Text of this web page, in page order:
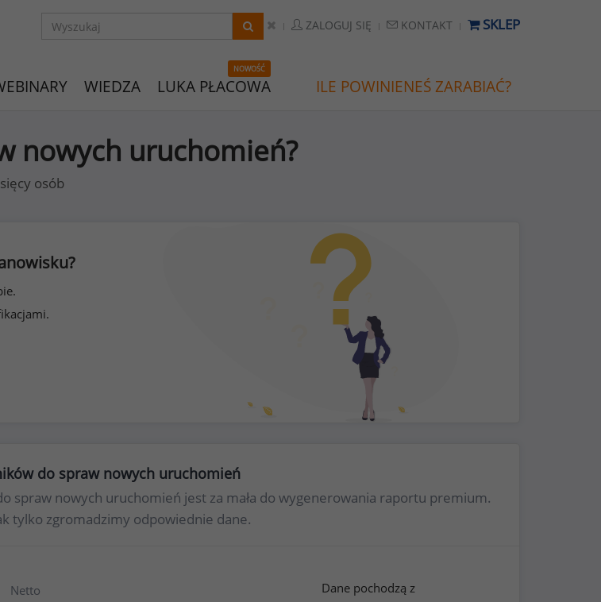
ZALOGUJ SIĘ KONTAKT SKLEP
WIEDZA
NOWOŚĆ
LUKA PŁACOWA ILE POWINIENEŚ ZARABIAĆ?
nowych uruchomień?
osób
do spraw nowych uruchomień
spraw nowych uruchomień jest za mała do wygenerowania raportu premium.
tylko zgromadzimy odpowiednie dane.
Netto Dane pochodzą z